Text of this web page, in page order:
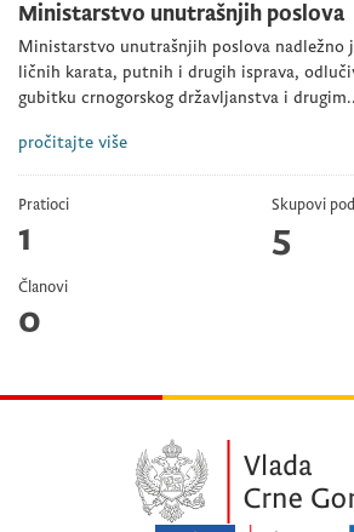
Ministarstvo unutrašnjih poslova
Ministarstvo unutrašnjih poslova nadležno
ličnih karata, putnih i drugih isprava,
gubitku crnogorskog državljanstva i
pročitajte više
Pratioci
1
Skupovi
5
Članovi
0